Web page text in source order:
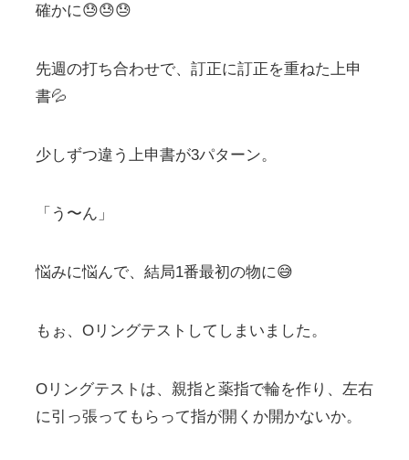
確かに😓😓😓
先週の打ち合わせで、訂正に訂正を重ねた上申
書💦
少しずつ違う上申書が3パターン。
「う〜ん」
悩みに悩んで、結局1番最初の物に😅
もぉ、Oリングテストしてしまいました。
Oリングテストは、親指と薬指で輪を作り、左右
に引っ張ってもらって指が開くか開かないか。